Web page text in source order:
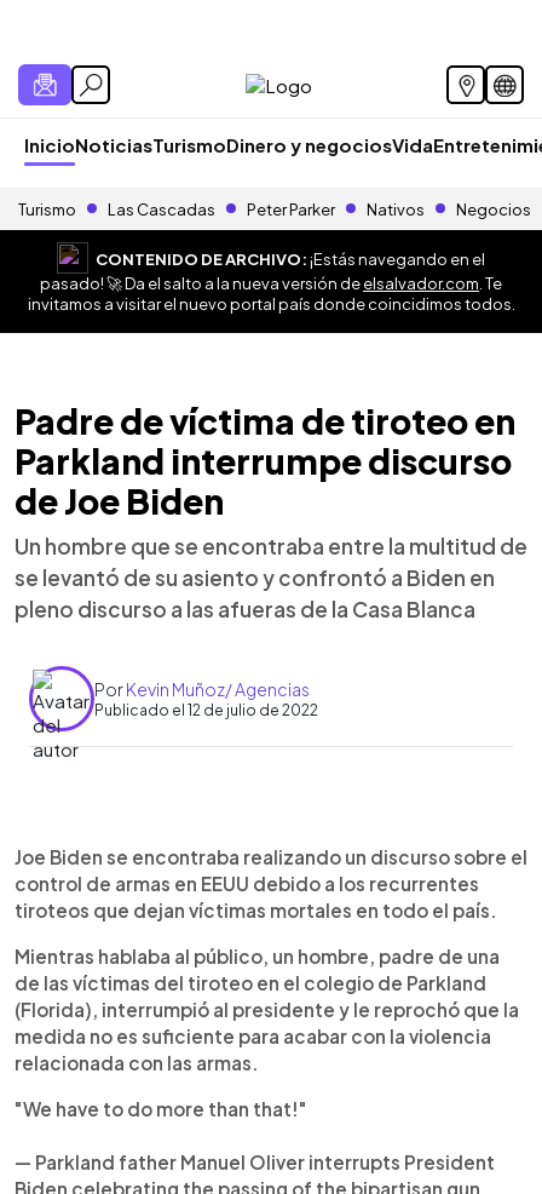
InicioNoticiasTurismoDinero y negociosVida
Turismo Las Cascadas Peter Parker Nativos Negocios
CONTENIDO DE ARCHIVO:¡Estás navegando en el
pasado! 🚀 Da el salto a la nueva versión deelsalvador.com . Te
invitamos a visitar el nuevo portal país donde coincidimos todos.
Padre de víctima de tiroteo en
Parkland interrumpe discurso
de Joe Biden
Un hombre que se encontraba entre la multitud de
se levantó de su asiento y confrontó a Biden en
pleno discurso a las afueras de la Casa Blanca
PorKevin Muñoz/ Agencias
Publicado el 12 de julio de 2022
► Escuchar artículo
Joe Biden se encontraba realizando un discurso sobre el
control de armas en EEUU debido a los recurrentes
tiroteos que dejan víctimas mortales en todo el país.
Mientras hablaba al público, un hombre, padre de una
de las víctimas del tiroteo en el colegio de Parkland
(Florida), interrumpió al presidente y le reprochó que la
medida no es suficiente para acabar con la violencia
relacionada con las armas.
"We have to do more than that!"
— Parkland father Manuel Oliver interrupts President
Biden celebrating the passing of the bipartisan gun